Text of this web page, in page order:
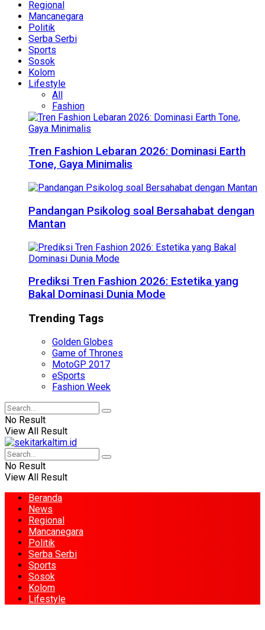
Regional
Mancanegara
Politik
Serba Serbi
Sports
Sosok
Kolom
Lifestyle
All
Fashion
Tren Fashion Lebaran 2026: Dominasi Earth
Tone, Gaya Minimalis
Pandangan Psikolog soal Bersahabat dengan
Mantan
Prediksi Tren Fashion 2026: Estetika yang
Bakal Dominasi Dunia Mode
Trending Tags
Golden Globes
Game of Thrones
MotoGP 2017
eSports
Fashion Week
No Result
View All Result
No Result
View All Result
Beranda
News
Regional
Mancanegara
Politik
Serba Serbi
Sports
Sosok
Kolom
Lifestyle